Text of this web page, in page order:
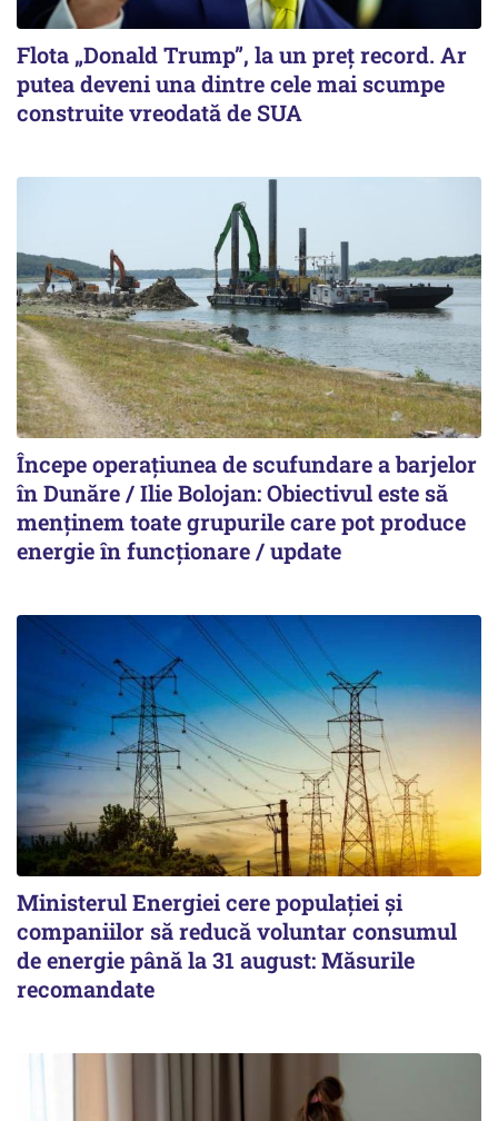
Flota „Donald Trump”, la un preț record. Ar
putea deveni una dintre cele mai scumpe
construite vreodată de SUA
Începe operațiunea de scufundare a barjelor
în Dunăre / Ilie Bolojan: Obiectivul este să
menținem toate grupurile care pot produce
energie în funcționare / update
Ministerul Energiei cere populației și
companiilor să reducă voluntar consumul
de energie până la 31 august: Măsurile
recomandate